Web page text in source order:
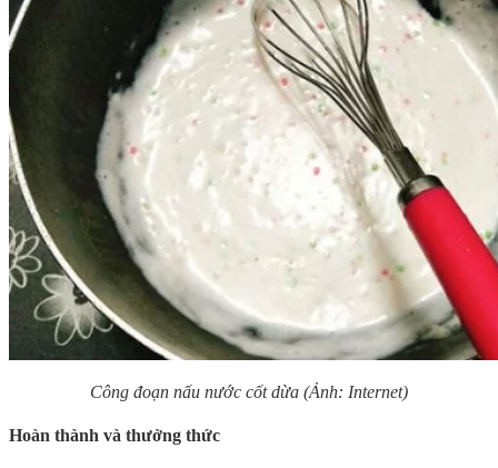
Công đoạn nấu nước cốt dừa (Ảnh: Internet)
Hoàn thành và thưởng thức